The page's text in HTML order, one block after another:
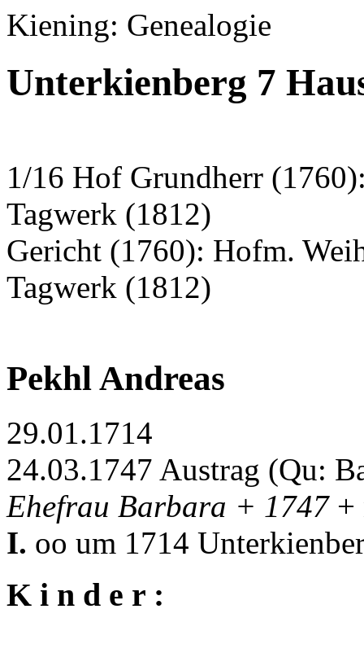
Kiening: Genealogie
Unterkienberg 7
1/16 Hof Grundherr
Tagwerk (1812)
Gericht (1760): Hofm.
Tagwerk (1812)
Pekhl Andreas
29.01.1714
24.03.1747 Austrag (Qu:
Ehefrau Barbara + 1747 +
I. oo um 1714
K i n d e r :